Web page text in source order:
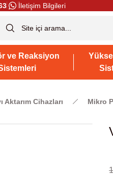
İletişim Bilgileri
ve Reaksiyon
Aktarım Cihazları Mikro